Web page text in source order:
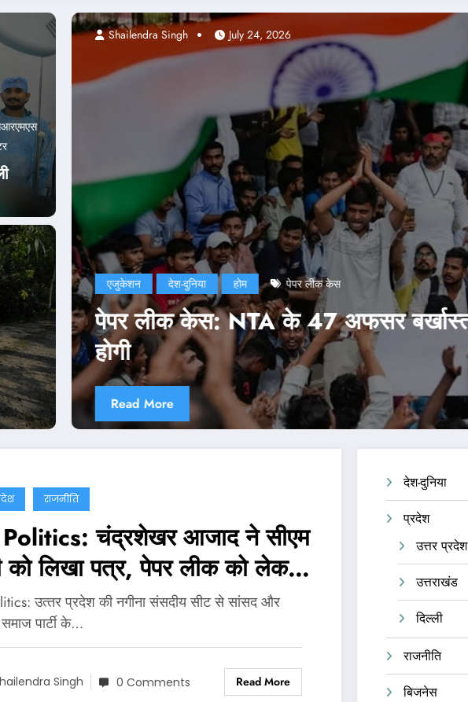
कार्रवाई भी
एजुकेशन दिल्ली देश-दुनिया राजनीति
NEET Paper Leak:
नड्डा ने भी जारी किया
Read More
Abhishek pandey July 24, 2026
राजनीति
चंद्रशेखर आजाद ने सीएम
को लिखा पत्र, पेपर लीक को लेकर
बड़ी बात
उत्‍तर प्रदेश की नगीना संसदीय सीट से सांसद और
पार्टी के…
Singh 0 Comments Read More
देश-दुनिया
प्रदेश
उत्तर प्रदेश
उत्तराखंड
दिल्ली
राजनीति
बिजनेस